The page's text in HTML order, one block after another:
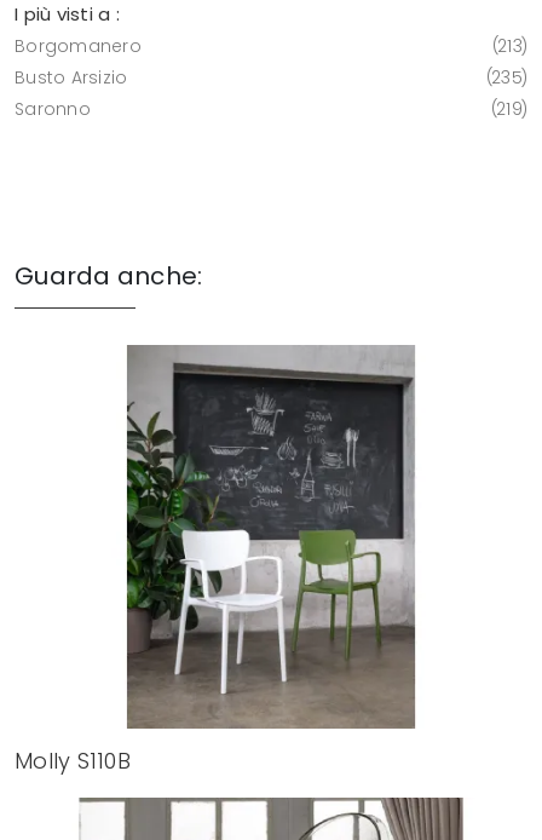
I più visti a :
Borgomanero
213
Busto Arsizio
235
Saronno
219
Guarda anche:
Molly S110B